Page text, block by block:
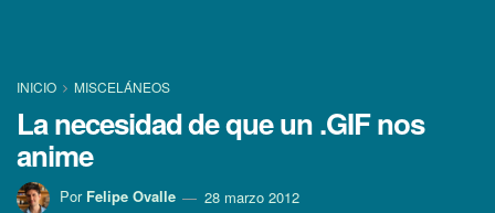
INICIO MISCELÁNEOS
La necesidad de que un .GIF nos
anime
Por Felipe Ovalle 28 marzo 2012